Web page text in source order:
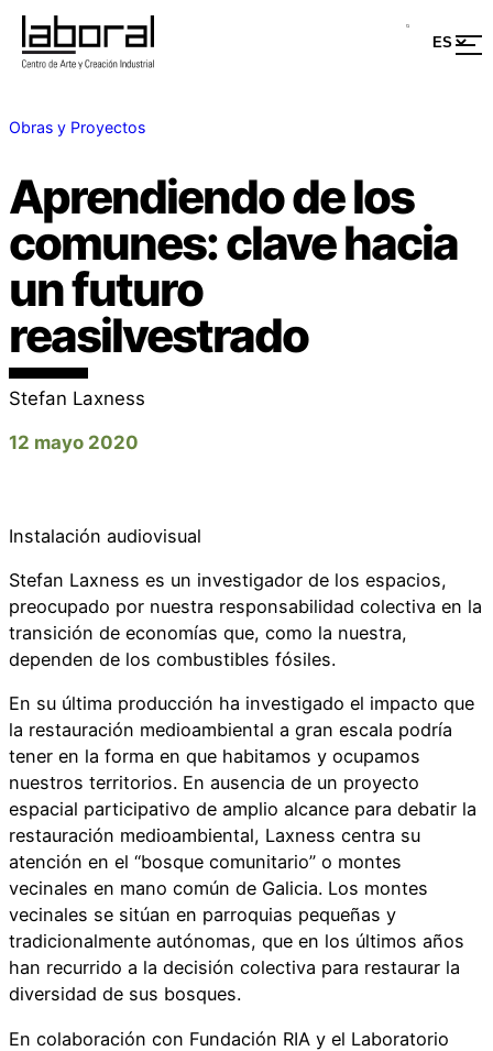
Obras y Proyectos
Aprendiendo de los
comunes: clave hacia
un futuro
reasilvestrado
Stefan Laxness
12 mayo 2020
Instalación audiovisual
Stefan Laxness es un investigador de los espacios,
preocupado por nuestra responsabilidad colectiva en la
transición de economías que, como la nuestra,
dependen de los combustibles fósiles.
En su última producción ha investigado el impacto que
la restauración medioambiental a gran escala podría
tener en la forma en que habitamos y ocupamos
nuestros territorios. En ausencia de un proyecto
espacial participativo de amplio alcance para debatir la
restauración medioambiental, Laxness centra su
atención en el “bosque comunitario” o montes
vecinales en mano común de Galicia. Los montes
vecinales se sitúan en parroquias pequeñas y
tradicionalmente autónomas, que en los últimos años
han recurrido a la decisión colectiva para restaurar la
diversidad de sus bosques.
En colaboración con Fundación RIA y el Laboratorio